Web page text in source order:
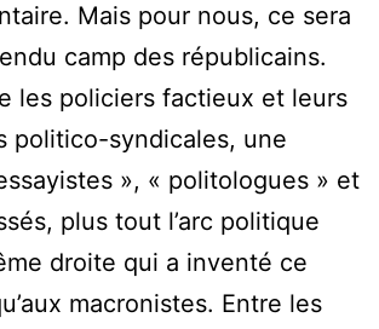
Mais pour nous, ce sera
camp des républicains.
les policiers factieux et leurs
politico-syndicales, une
», « politologues » et
plus tout l’arc politique
droite qui a inventé ce
macronistes. Entre les